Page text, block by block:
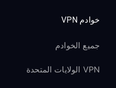
خوادم VPN
جميع الخوادم
VPN الولايات المتحدة